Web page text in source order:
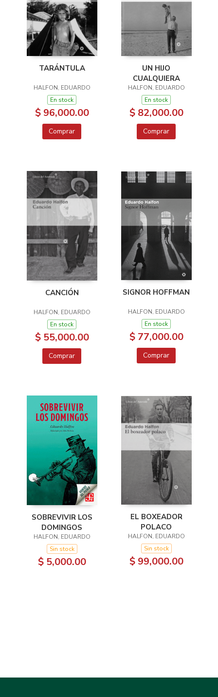
TARÁNTULA
HALFON, EDUARDO
En stock
$ 96,000.00
Comprar
UN HIJO
CUALQUIERA
HALFON, EDUARDO
En stock
$ 82,000.00
Comprar
CANCIÓN
HALFON, EDUARDO
En stock
$ 55,000.00
Comprar
SIGNOR HOFFMAN
HALFON, EDUARDO
En stock
$ 77,000.00
Comprar
SOBREVIVIR LOS
DOMINGOS
HALFON, EDUARDO
Sin stock
$ 5,000.00
EL BOXEADOR
POLACO
HALFON, EDUARDO
Sin stock
$ 99,000.00